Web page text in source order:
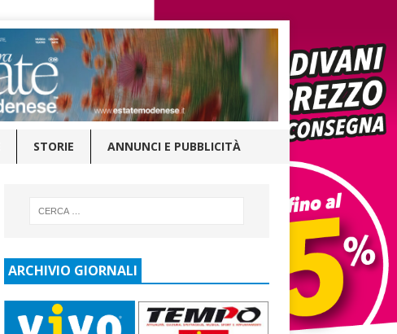
STORIE ANNUNCI E PUBBLICITÀ
ARCHIVIO GIORNALI